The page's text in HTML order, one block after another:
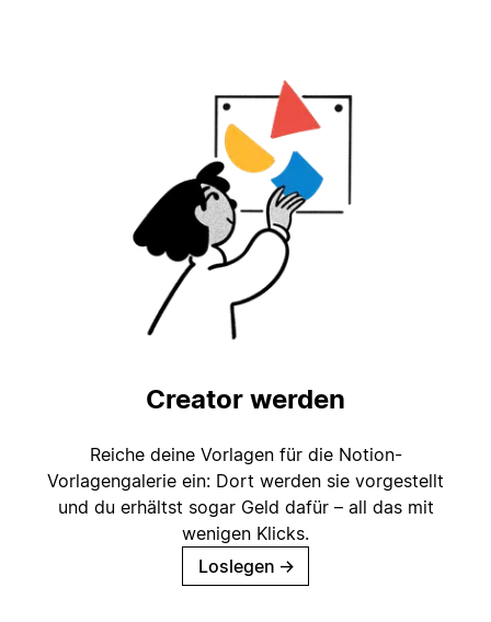
Creator werden
Reiche deine Vorlagen für die Notion-
Vorlagengalerie ein: Dort werden sie vorgestellt
und du erhältst sogar Geld dafür – all das mit
wenigen Klicks.
Loslegen →